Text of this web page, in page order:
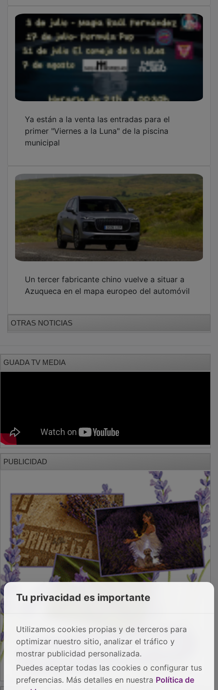
Un tercer fabricante chino vuelve a situar a
Azuqueca en el mapa europeo del automóvil
PUBLICIDAD
Tu privacidad es importante
Utilizamos cookies propias y de terceros para
optimizar nuestro sitio, analizar el tráfico y
mostrar publicidad personalizada.
Puedes aceptar todas las cookies o configurar tus
preferencias. Más detalles en nuestra Política de